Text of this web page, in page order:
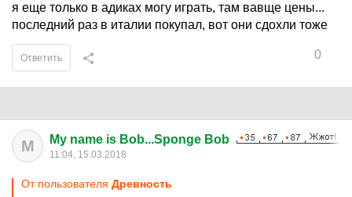
я еще только в адиках могу играть, там вавще цены...
последний раз в италии покупал, вот они сдохли тоже
0
Ответить
M My name is Bob...Sponge Bob
11:04, 15.03.2018
От пользователя Древность